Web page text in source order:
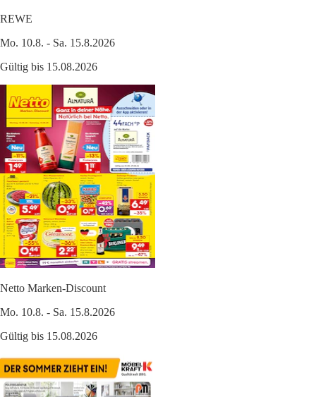
REWE
Mo. 10.8. - Sa. 15.8.2026
Gültig bis 15.08.2026
Netto Marken-Discount
Mo. 10.8. - Sa. 15.8.2026
Gültig bis 15.08.2026